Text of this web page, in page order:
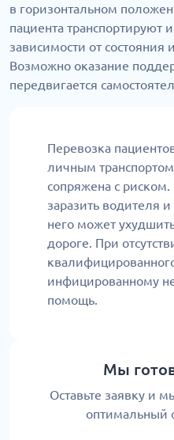
в горизонтальном
пациента транспортируют
зависимости от состояния
Возможно оказание
передвигается
Перевозка
личным
сопряжена с
заразить водителя
него может
дороге. При
инфицированному
помощь.
Мы
Оставьте заявку и
оптимальный